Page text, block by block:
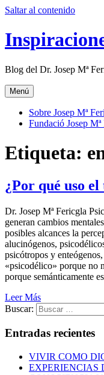
Saltar al contenido
Blog del Dr. Josep Mª
Menú
Sobre Josep Mª
Fundació Josep Mª
Etiqueta:
¿Por qué uso
Dr. Josep Mª Fericgla
generan cambios
posibles alcances la
alucinógenos,
psicótropos y
«psicodélico» porque no
porque semánticamente
Leer Más
Buscar:
Entradas recientes
VIVIR COMO
EXPERIENCIAS